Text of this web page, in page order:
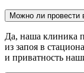
Можно ли провести
Да, наша клиника
из запоя в
и приватность